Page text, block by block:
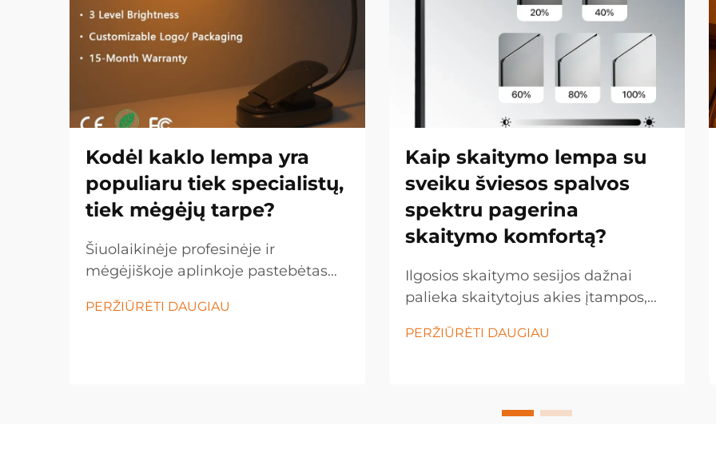
Kodėl kaklo lempa yra
populiaru tiek specialistų,
tiek mėgėjų tarpe?
Šiuolaikinėje profesinėje ir
mėgėjiškoje aplinkoje pastebėtas
nevaldomų apšvietimo sprendimų,
PERŽIŪRĖTI DAUGIAU
Kaip skaitymo lempa su
sveiku šviesos spalvos
spektru pagerina
skaitymo komfortą?
Ilgosios skaitymo sesijos dažnai
palieka skaitytojus akies įtampos,
būsenoje, ypač kai naudojama
PERŽIŪRĖTI DAUGIAU